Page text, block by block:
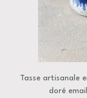
Tasse artisanale
doré